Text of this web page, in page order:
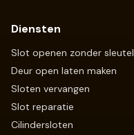
Diensten
Slot openen zonder sleutel
Deur open laten maken
Sloten vervangen
Slot reparatie
Cilindersloten